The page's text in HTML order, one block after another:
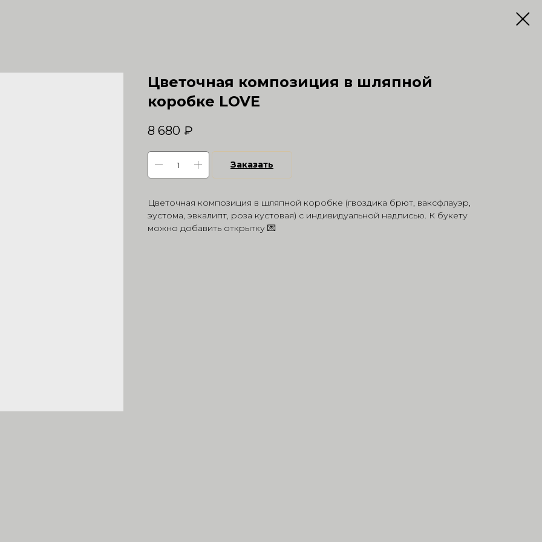
Цветочная композиция в шляпной
коробке LOVE
8 680 ₽
Заказать
Цветочная композиция в шляпной коробке (гвоздика брют, ваксфлауэр,
эустома, эвкалипт, роза кустовая) с индивидуальной надписью. К букету
можно добавить открытку 💌